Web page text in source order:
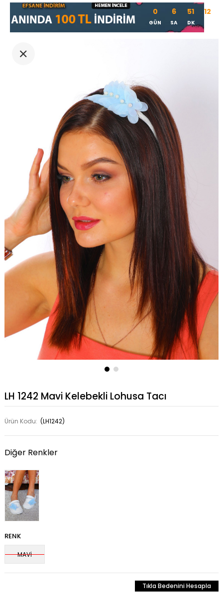
0
GÜN
6
SA
51
DK
11
LH 1242 Mavi Kelebekli Lohusa Tacı
Ürün Kodu: (LH1242)
Diğer Renkler
RENK
MAVİ
Tıkla Bedenini Hesapla